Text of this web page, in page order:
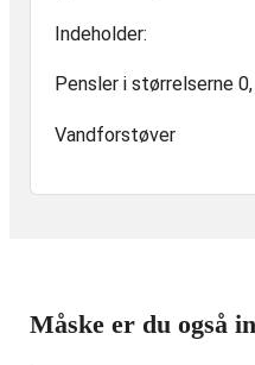
Indeholder:
Pensler i størrelserne
Vandforstøver
Måske er du også